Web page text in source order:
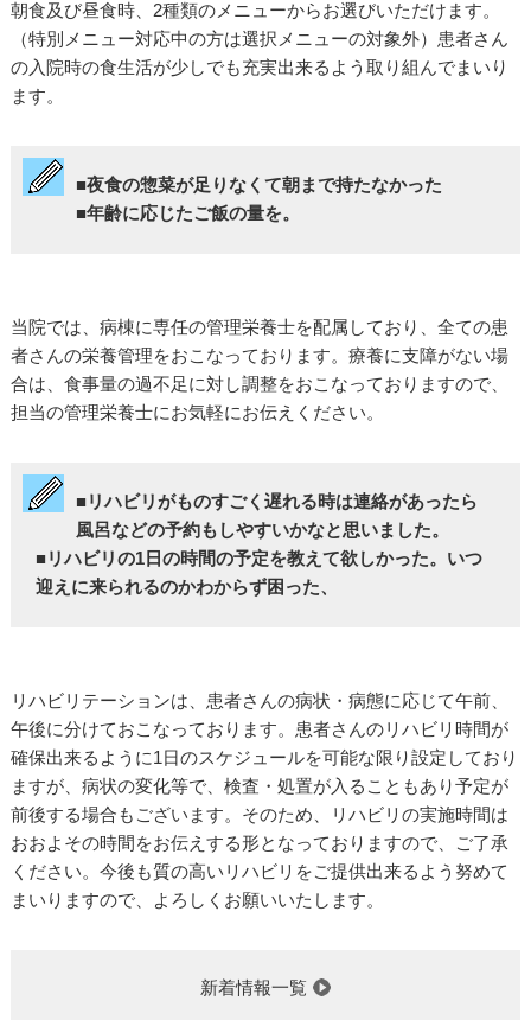
朝食及び昼食時、2種類のメニューからお選びいただけます。
（特別メニュー対応中の方は選択メニューの対象外）患者さん
の入院時の食生活が少しでも充実出来るよう取り組んでまいり
ます。
■夜食の惣菜が足りなくて朝まで持たなかった
■年齢に応じたご飯の量を。
当院では、病棟に専任の管理栄養士を配属しており、全ての患
者さんの栄養管理をおこなっております。療養に支障がない場
合は、食事量の過不足に対し調整をおこなっておりますので、
担当の管理栄養士にお気軽にお伝えください。
■リハビリがものすごく遅れる時は連絡があったら
風呂などの予約もしやすいかなと思いました。
■リハビリの1日の時間の予定を教えて欲しかった。いつ
迎えに来られるのかわからず困った、
リハビリテーションは、患者さんの病状・病態に応じて午前、
午後に分けておこなっております。患者さんのリハビリ時間が
確保出来るように1日のスケジュールを可能な限り設定しており
ますが、病状の変化等で、検査・処置が入ることもあり予定が
前後する場合もございます。そのため、リハビリの実施時間は
おおよその時間をお伝えする形となっておりますので、ご了承
ください。今後も質の高いリハビリをご提供出来るよう努めて
まいりますので、よろしくお願いいたします。
新着情報一覧